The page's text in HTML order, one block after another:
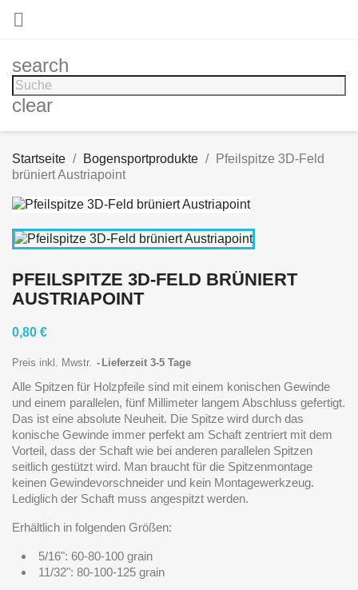

search
clear
Startseite Bogensportprodukte
Pfeilspitze 3D-Feld
brüniert Austriapoint
PFEILSPITZE 3D-FELD BRÜNIERT
AUSTRIAPOINT
0,80 €
Preis inkl. Mwstr. Lieferzeit 3-5 Tage
Alle Spitzen für Holzpfeile sind mit einem konischen Gewinde
und einem parallelen, fünf Millimeter langem Abschluss gefertigt.
Das ist eine absolute Neuheit. Die Spitze wird durch das
konische Gewinde immer perfekt am Schaft zentriert mit dem
Vorteil, dass der Schaft wie bei anderen parallelen Spitzen
seitlich gestützt wird. Man braucht für die Spitzenmontage
keinen Gewindevorschneider und kein Montagewerkzeug.
Lediglich der Schaft muss angespitzt werden.
Erhältlich in folgenden Größen:
5/16": 60-80-100 grain
11/32": 80-100-125 grain